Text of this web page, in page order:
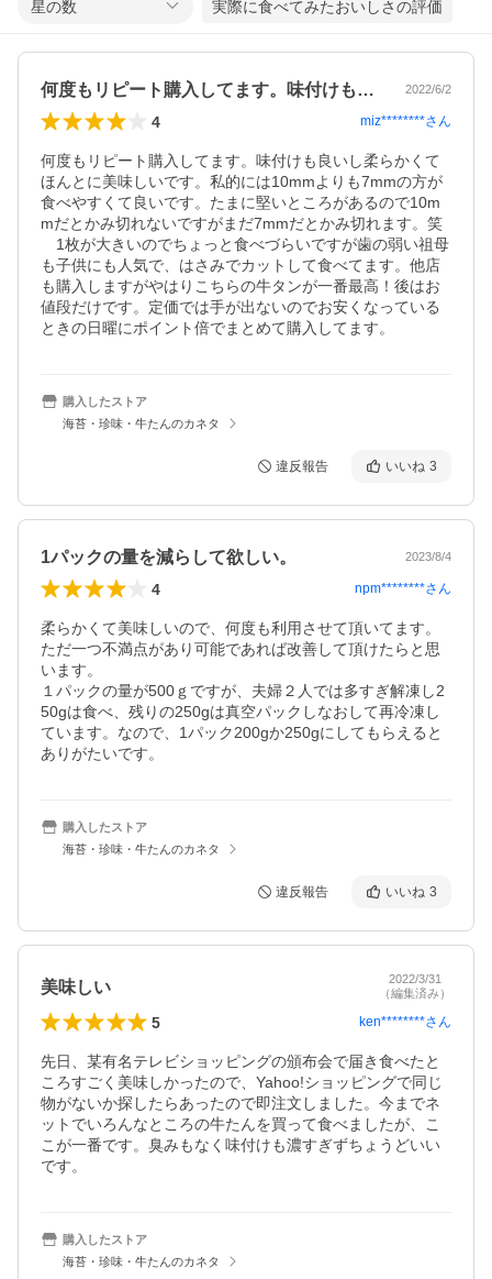
星の数 実際に食べてみたおいしさの評価
何度もリピート購入してます。味付けも良… 2022/6/2
4 miz********さん
何度もリピート購入してます。味付けも良いし柔らかくて
ほんとに美味しいです。私的には10mmよりも7mmの方が
食べやすくて良いです。たまに堅いところがあるので10m
mだとかみ切れないですがまだ7mmだとかみ切れます。笑
1枚が大きいのでちょっと食べづらいですが歯の弱い祖母
も子供にも人気で、はさみでカットして食べてます。他店
も購入しますがやはりこちらの牛タンが一番最高！後はお
値段だけです。定価では手が出ないのでお安くなっている
ときの日曜にポイント倍でまとめて購入してます。
購入したストア
海苔・珍味・牛たんのカネタ
違反報告 いいね 3
1パックの量を減らして欲しい。 2023/8/4
4 npm********さん
柔らかくて美味しいので、何度も利用させて頂いてます。
ただ一つ不満点があり可能であれば改善して頂けたらと思
います。
１パックの量が500ｇですが、夫婦２人では多すぎ解凍し2
50gは食べ、残りの250gは真空パックしなおして再冷凍し
ています。なので、1パック200gか250gにしてもらえると
ありがたいです。
購入したストア
海苔・珍味・牛たんのカネタ
違反報告 いいね 3
美味しい
2022/3/31
（編集済み）
5 ken********さん
先日、某有名テレビショッピングの頒布会で届き食べたと
ころすごく美味しかったので、Yahoo!ショッピングで同じ
物がないか探したらあったので即注文しました。今までネ
ットでいろんなところの牛たんを買って食べましたが、こ
こが一番です。臭みもなく味付けも濃すぎずちょうどいい
です。
購入したストア
海苔・珍味・牛たんのカネタ